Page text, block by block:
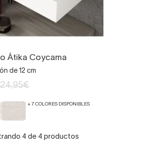
Átika Coycama
de 12 cm
+ 7 COLORES DISPONIBLES
4 de 4 productos